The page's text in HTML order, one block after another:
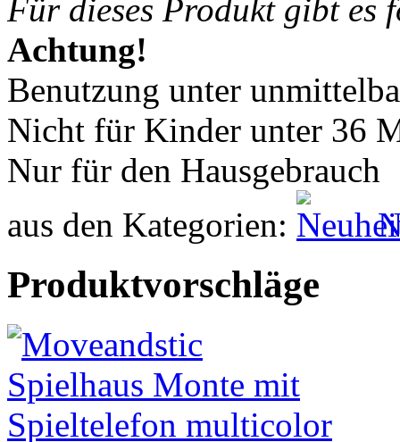
Für dieses Produkt gibt es
Achtung!
Benutzung unter
Nicht für Kinder unter 36
Nur für den Hausgebrauch
aus den Kategorien:
Produktvorschläge